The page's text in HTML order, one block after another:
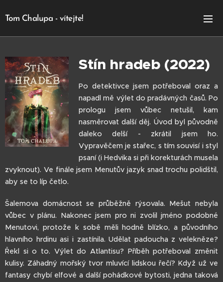
Tom Chalupa - vítejte!
Stín hradeb (2022)
Po detektivce jsem potřeboval oraz a
napadl mě výlet do pradávných časů. Po
prologu jsem vůbec netušil, kam
nasměrovat další děj. Úvod byl původně
daleko delší - zkrátil jsem ho.
Vypravěčem je stařec, s tím souvisí i styl
psaní (i Hedvika si při korekturách musela
zvyknout). Ve finále jsem Menutův jazyk snad trochu polidštil,
aby se to líp četlo.
Šalemova domácnost se průběžně rýsovala. Mešut nebyla
vůbec v plánu. Nakonec jsem pro ni zvolil jméno podobné
Menutovi, protože k sobě měli hodně blízko, a původního
hlavního hrdinu asi i zastínila. Udělat padoucha z velekněze?
Řekl si o to. Výlet do Atlantisu? Příběh potřeboval změnit
kulisy. Záhadný mořský tvor mluvící lidskou řečí? Když už ve
fantasy chybí elfové a další pohádkové bytosti, jedna taková